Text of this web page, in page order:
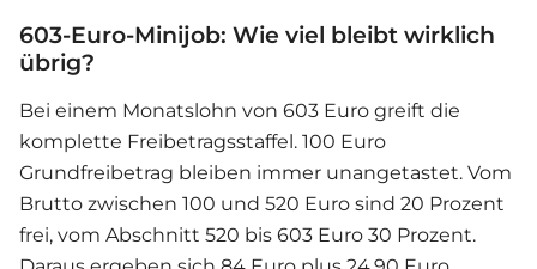
603-Euro-Minijob: Wie viel bleibt wirklich
übrig?
Bei einem Monatslohn von 603 Euro greift die
komplette Freibetragsstaffel. 100 Euro
Grundfreibetrag bleiben immer unangetastet. Vom
Brutto zwischen 100 und 520 Euro sind 20 Prozent
frei, vom Abschnitt 520 bis 603 Euro 30 Prozent.